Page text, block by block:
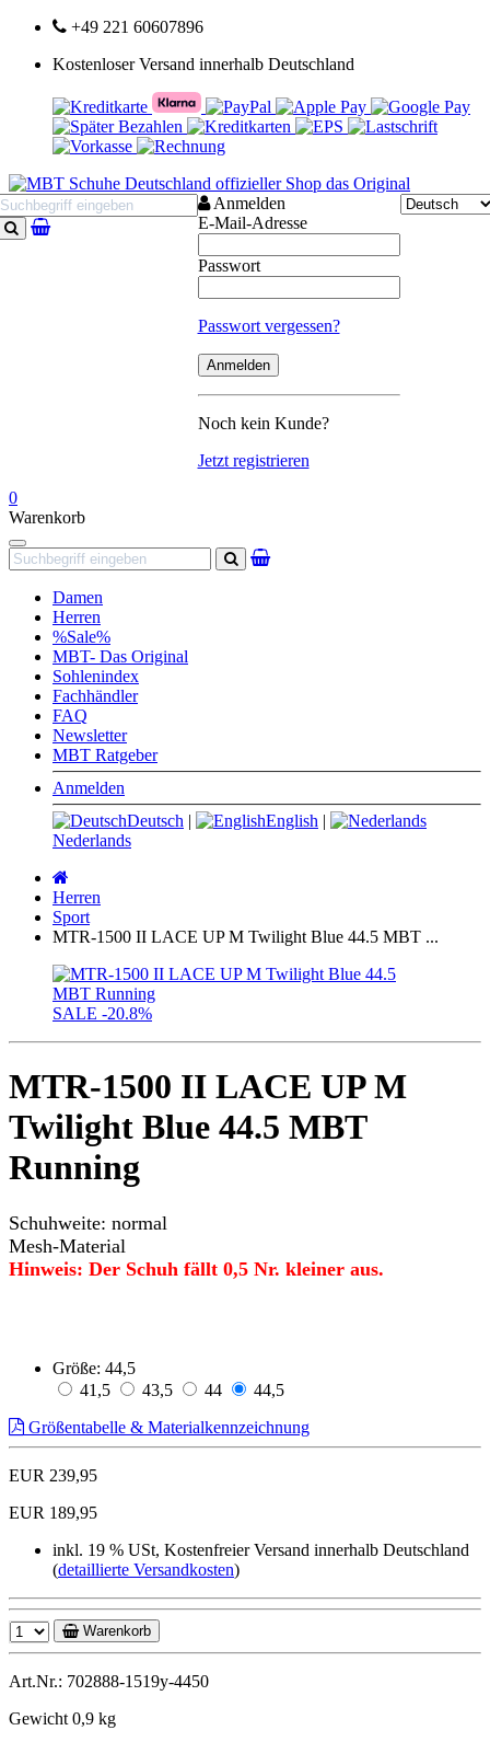
+49 221 60607896
Kostenloser Versand innerhalb Deutschland
Suchen
Anmelden
E-Mail-Adresse
Passwort
Passwort vergessen?
Noch kein Kunde?
Jetzt registrieren
0
Warenkorb
Navigation
Suchen
Damen
Herren
%Sale%
MBT- Das Original
Sohlenindex
Fachhändler
FAQ
Newsletter
MBT Ratgeber
Anmelden
Deutsch | English |
Nederlands
Herren
Sport
MTR-1500 II LACE UP M Twilight Blue 44.5 MBT ...
SALE -20.8%
MTR-1500 II LACE UP M
Twilight Blue 44.5 MBT
Running
Schuhweite: normal
Mesh-Material
Hinweis: Der Schuh fällt 0,5 Nr. kleiner aus.
Größe: 44,5
41,5
43,5 44
44,5
Größentabelle & Materialkennzeichnung
EUR 239,95
EUR 189,95
inkl. 19 % USt, Kostenfreier Versand innerhalb Deutschland
(detaillierte Versandkosten)
Warenkorb
Art.Nr.: 702888-1519y-4450
Gewicht 0,9 kg